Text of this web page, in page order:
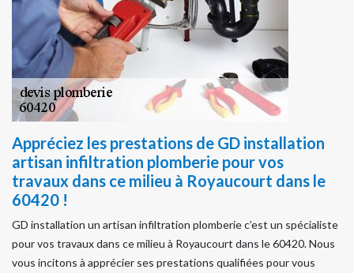
Appréciez les prestations de GD installation
artisan infiltration plomberie pour vos
travaux dans ce milieu à Royaucourt dans le
60420 !
GD installation un artisan infiltration plomberie c’est un spécialiste
pour vos travaux dans ce milieu à Royaucourt dans le 60420. Nous
vous incitons à apprécier ses prestations qualifiées pour vous